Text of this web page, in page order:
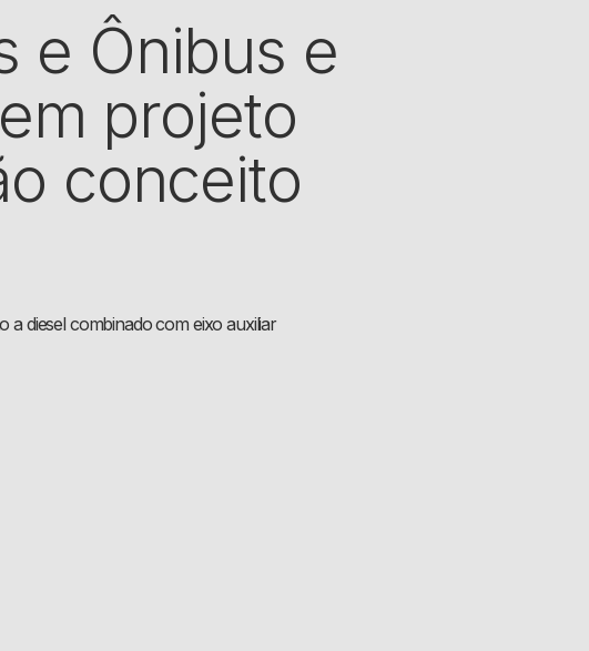
e Ônibus e
projeto
conceito
a diesel combinado com eixo auxiliar